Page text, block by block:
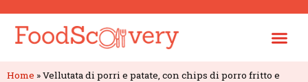
Home »Vellutata di porri e patate, con chips di porro fritto e